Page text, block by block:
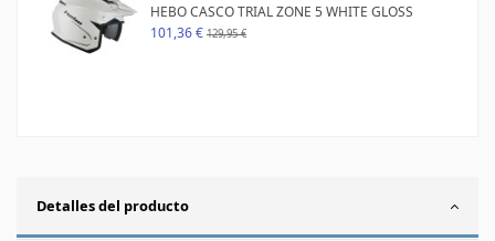
HEBO CASCO TRIAL ZONE 5 WHITE GLOSS
101,36 € 129,95 €
Detalles del producto